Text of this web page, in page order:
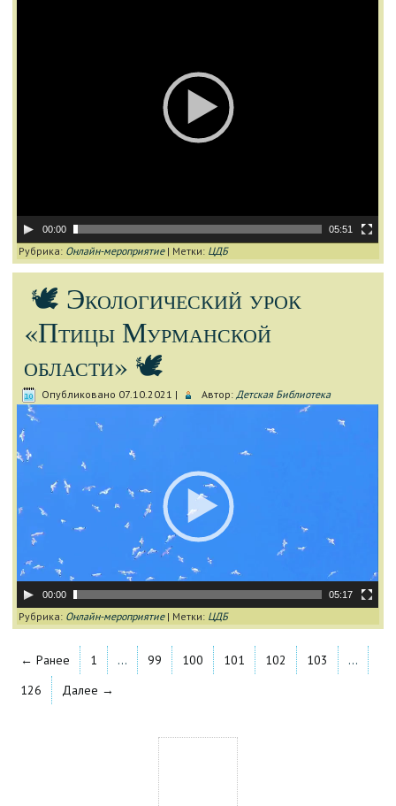
00:00 05:51
Рубрика: Онлайн-мероприятие| Метки: ЦДБ
🕊 Экологический урок
«Птицы Мурманской
области» 🕊
Опубликовано 07.10.2021 | Автор: Детская Библиотека
Видеоплеер
00:00 05:17
Рубрика: Онлайн-мероприятие| Метки: ЦДБ
← Ранее 1 … 99 100 101 102 103
…
126
Далее →